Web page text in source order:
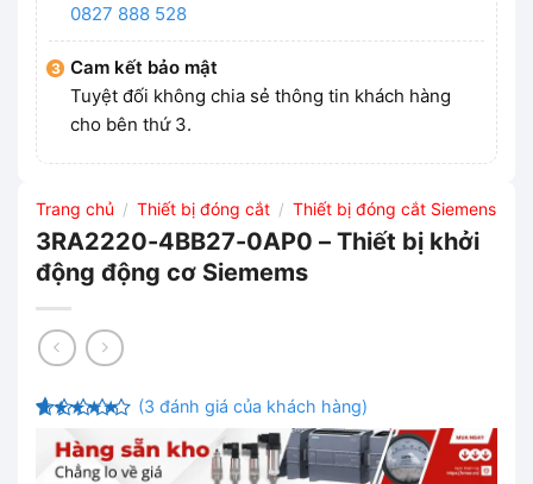
0827 888 528
Cam kết bảo mật
Tuyệt đối không chia sẻ thông tin khách hàng
cho bên thứ 3.
Trang chủ / Thiết bị đóng cắt / Thiết bị đóng cắt Siemens
3RA2220-4BB27-0AP0 – Thiết bị khởi
động động cơ Siemems
4.33trên
5 dựa
trênđánh
(3 đánh giá của khách hàng)